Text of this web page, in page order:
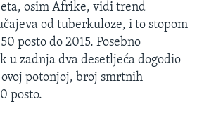
osim Afrike, vidi trend
od tuberkuloze, i to stopom
posto do 2015. Posebno
u zadnja dva desetljeća dogodio
potonjoj, broj smrtnih
posto.